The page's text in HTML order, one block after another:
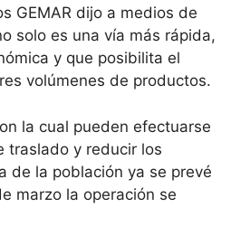
GEMAR dijo a medios de
solo es una vía más rápida,
y que posibilita el
volúmenes de productos.
la cual pueden efectuarse
traslado y reducir los
de la población ya se prevé
marzo la operación se